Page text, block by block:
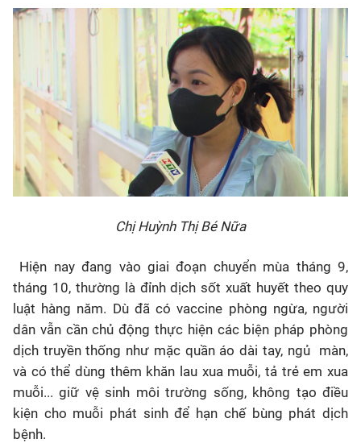
Chị Huỳnh Thị Bé Nữa
Hiện nay đang vào giai đoạn chuyển mùa tháng 9,
tháng 10, thường là đỉnh dịch sốt xuất huyết theo quy
luật hàng năm. Dù đã có vaccine phòng ngừa, người
dân vẫn cần chủ động thực hiện các biện pháp phòng
dịch truyền thống như mặc quần áo dài tay, ngủ màn,
và có thể dùng thêm khăn lau xua muỗi, tả trẻ em xua
muỗi... giữ vệ sinh môi trường sống, không tạo điều
kiện cho muỗi phát sinh để hạn chế bùng phát dịch
bệnh.